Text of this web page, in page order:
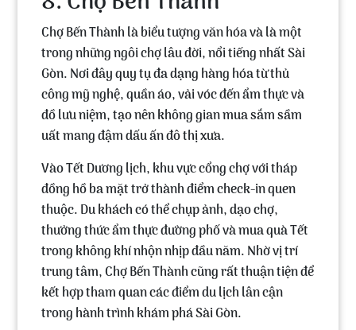
Chợ Bến Thànhlà biểu tượng văn hóa và là một
trong những ngôi chợ lâu đời, nổi tiếng nhất Sài
Gòn. Nơi đây quy tụ đa dạng hàng hóa từ thủ
công mỹ nghệ, quần áo, vải vóc đến ẩm thực và
đồ lưu niệm, tạo nên không gian mua sắm sầm
uất mang đậm dấu ấn đô thị xưa.
Vào Tết Dương lịch, khu vựccổng chợ với tháp
đồng hồ ba mặttrở thành điểm check-in quen
thuộc. Du khách có thểchụp ảnh, dạo chợ,
thưởng thức ẩm thực đường phốvàmua quà Tết
trong không khí nhộn nhịp đầu năm. Nhờ vị trí
trung tâm, Chợ Bến Thành cũng rất thuận tiện để
kết hợp tham quan các điểm du lịch lân cận
trong hành trình khám phá Sài Gòn.